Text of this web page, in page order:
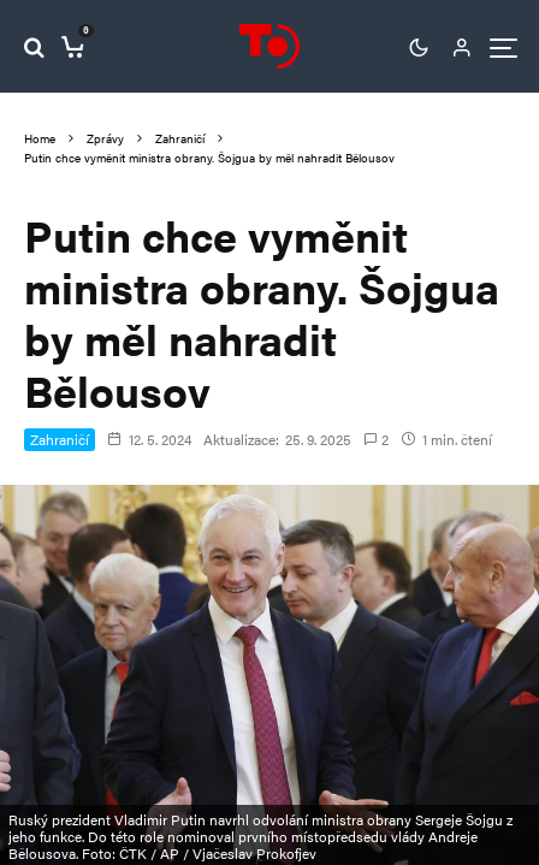
0
Home Zprávy
Zahraničí
Putin chce vyměnit ministra obrany. Šojgua by měl nahradit Bělousov
Putin chce vyměnit
ministra obrany. Šojgua
by měl nahradit
Bělousov
Zahraničí 12. 5. 2024 Aktualizace: 25. 9. 2025 2 1 min. čtení
Ruský prezident Vladimir Putin navrhl odvolání ministra obrany Sergeje Šojgu z
jeho funkce. Do této role nominoval prvního místopředsedu vlády Andreje
Bělousova. Foto: ČTK / AP / Vjačeslav Prokofjev